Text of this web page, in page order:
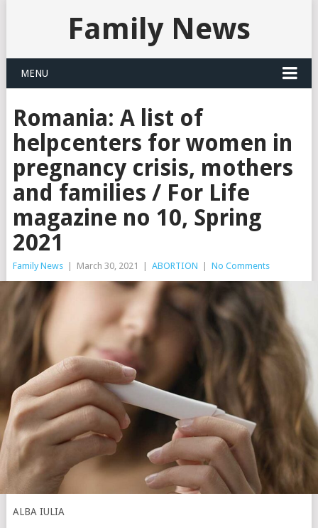
Family News
MENU
Romania: A list of
helpcenters for women in
pregnancy crisis, mothers
and families / For Life
magazine no 10, Spring
2021
Family News March 30, 2021 ABORTION No Comments
ALBA IULIA